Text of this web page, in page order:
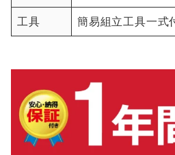
工具 簡易組立工具一式